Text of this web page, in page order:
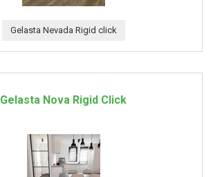
Gelasta Nevada Rigid click
Gelasta Nova Rigid Click